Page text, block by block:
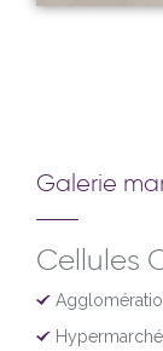
Galerie
Cellules